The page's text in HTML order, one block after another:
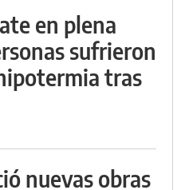
en plena
sufrieron
tras
nuevas obras